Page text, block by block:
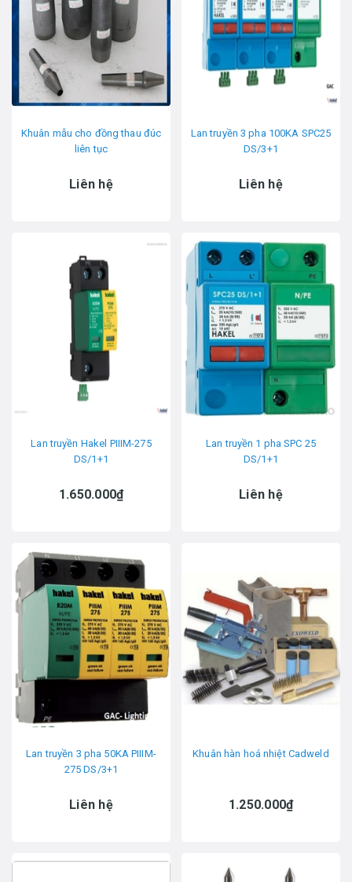
Khuân mẫu cho đồng thau đúc
liên tục
Liên hệ
Lan truyền 3 pha 100KA SPC25
DS/3+1
Liên hệ
Lan truyền Hakel PIIIM-275
DS/1+1
1.650.000₫
Lan truyền 1 pha SPC 25
DS/1+1
Liên hệ
Lan truyền 3 pha 50KA PIIIM-
275 DS/3+1
Liên hệ
Khuân hàn hoá nhiệt Cadweld
1.250.000₫